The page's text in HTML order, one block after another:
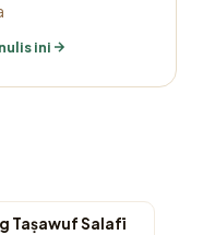
ini
Taṣawuf Salafī